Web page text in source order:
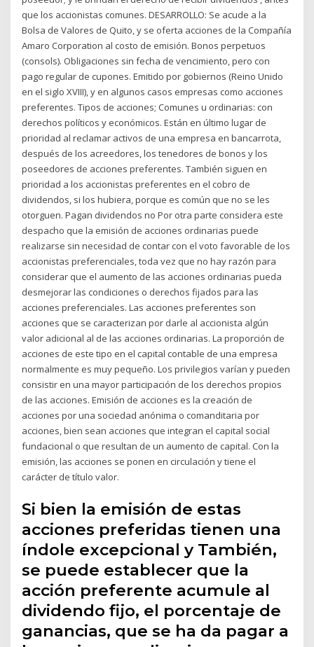
que los accionistas comunes. DESARROLLO: Se acude a la
Bolsa de Valores de Quito, y se oferta acciones de la Compañía
Amaro Corporation al costo de emisión. Bonos perpetuos
(consols). Obligaciones sin fecha de vencimiento, pero con
pago regular de cupones. Emitido por gobiernos (Reino Unido
en el siglo XVIII), y en algunos casos empresas como acciones
preferentes. Tipos de acciones; Comunes u ordinarias: con
derechos políticos y económicos. Están en último lugar de
prioridad al reclamar activos de una empresa en bancarrota,
después de los acreedores, los tenedores de bonos y los
poseedores de acciones preferentes. También siguen en
prioridad a los accionistas preferentes en el cobro de
dividendos, si los hubiera, porque es común que no se les
otorguen. Pagan dividendos no Por otra parte considera este
despacho que la emisión de acciones ordinarias puede
realizarse sin necesidad de contar con el voto favorable de los
accionistas preferenciales, toda vez que no hay razón para
considerar que el aumento de las acciones ordinarias pueda
desmejorar las condiciones o derechos fijados para las
acciones preferenciales. Las acciones preferentes son
acciones que se caracterizan por darle al accionista algún
valor adicional al de las acciones ordinarias. La proporción de
acciones de este tipo en el capital contable de una empresa
normalmente es muy pequeño. Los privilegios varían y pueden
consistir en una mayor participación de los derechos propios
de las acciones. Emisión de acciones es la creación de
acciones por una sociedad anónima o comanditaria por
acciones, bien sean acciones que integran el capital social
fundacional o que resultan de un aumento de capital. Con la
emisión, las acciones se ponen en circulación y tiene el
carácter de título valor.
Si bien la emisión de estas
acciones preferidas tienen una
índole excepcional y También,
se puede establecer que la
acción preferente acumule al
dividendo fijo, el porcentaje de
ganancias, que se ha da pagar a